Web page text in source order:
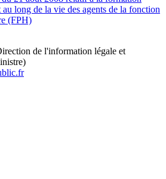
long de la vie des agents de la fonction
(FPH)
de l'information légale et